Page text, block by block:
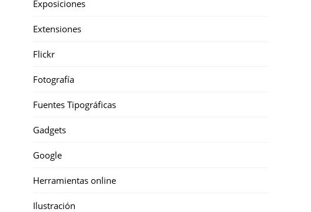
Exposiciones
Extensiones
Flickr
Fotografía
Fuentes Tipográficas
Gadgets
Google
Herramientas online
Ilustración